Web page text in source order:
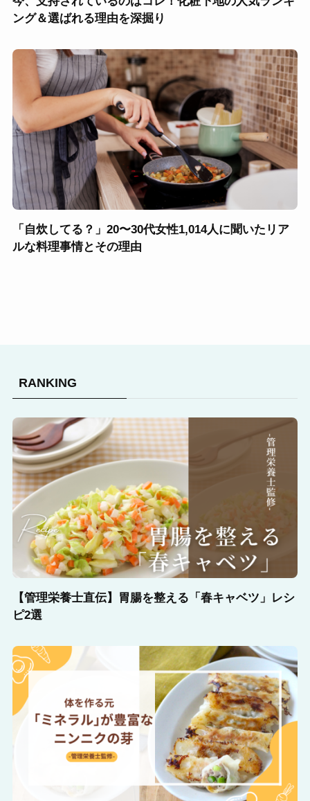
ング＆選ばれる理由を深掘り
「自炊してる？」20〜30代女性1,014人に聞いたリア
ルな料理事情とその理由
RANKING
【管理栄養士直伝】胃腸を整える「春キャベツ」レシ
ピ2選